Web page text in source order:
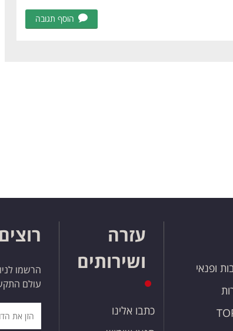
הוסף תגובה
ופנאי
עזרה
ושירותים
כתבו אלינו
הרשמו
עולם